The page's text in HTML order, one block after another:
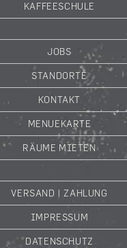
KAFFEESCHULE
JOBS
STANDORTE
KONTAKT
MENUEKARTE
RÄUME MIETEN
VERSAND | ZAHLUNG
IMPRESSUM
DATENSCHUTZ